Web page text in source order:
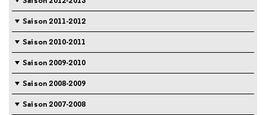
Saison 2011-2012
Saison 2010-2011
Saison 2009-2010
Saison 2008-2009
Saison 2007-2008